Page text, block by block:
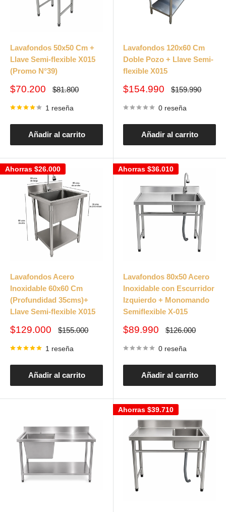
Lavafondos 50x50 Cm +
Llave Semi-flexible X015
(Promo N°39)
Precio
venta
$70.200
Precio
$81.800
1 reseña
Añadir al carrito
Lavafondos 120x60 Cm
Doble Pozo + Llave Semi-
flexible X015
Precio
venta
$154.990
Precio
$159.990
0 reseña
Añadir al carrito
Ahorras $26.000
Lavafondos Acero
Inoxidable 60x60 Cm
(Profundidad 35cms)+
Llave Semi-flexible X015
Precio
venta
$129.000
Precio
$155.000
1 reseña
Añadir al carrito
Ahorras $36.010
Lavafondos 80x50 Acero
Inoxidable con Escurridor
Izquierdo + Monomando
Semiflexible X-015
Precio
venta
$89.990
Precio
$126.000
0 reseña
Añadir al carrito
Ahorras $39.710